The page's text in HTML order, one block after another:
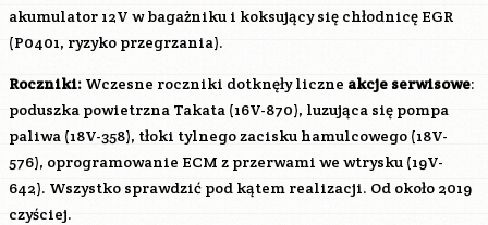
akumulator 12V w bagażniku i koksujący się chłodnicę EGR
(P0401, ryzyko przegrzania).
Roczniki: Wczesne roczniki dotknęły liczne akcje serwisowe:
poduszka powietrzna Takata (16V-870), luzująca się pompa
paliwa (18V-358), tłoki tylnego zacisku hamulcowego (18V-
576), oprogramowanie ECM z przerwami we wtrysku (19V-
642). Wszystko sprawdzić pod kątem realizacji. Od około 2019
czyściej.